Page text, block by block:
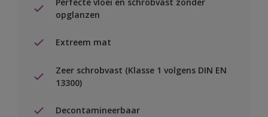
opglanzen
Extreem mat
Zeer schrobvast (Klasse 1 volgens DIN EN
13300)
Decontamineerbaar